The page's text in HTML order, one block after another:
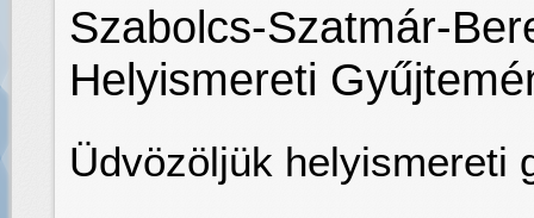
Szabolcs-Szatmár-
Helyismereti
Üdvözöljük helyismereti